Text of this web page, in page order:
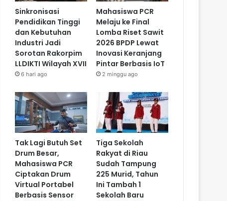
Sinkronisasi
Pendidikan Tinggi
dan Kebutuhan
Industri Jadi
Sorotan Rakorpim
LLDIKTI Wilayah XVII
6 hari ago
Mahasiswa PCR
Melaju ke Final
Lomba Riset Sawit
2026 BPDP Lewat
Inovasi Keranjang
Pintar Berbasis IoT
2 minggu ago
Tak Lagi Butuh Set
Drum Besar,
Mahasiswa PCR
Ciptakan Drum
Virtual Portabel
Berbasis Sensor
Tiga Sekolah
Rakyat di Riau
Sudah Tampung
225 Murid, Tahun
Ini Tambah 1
Sekolah Baru